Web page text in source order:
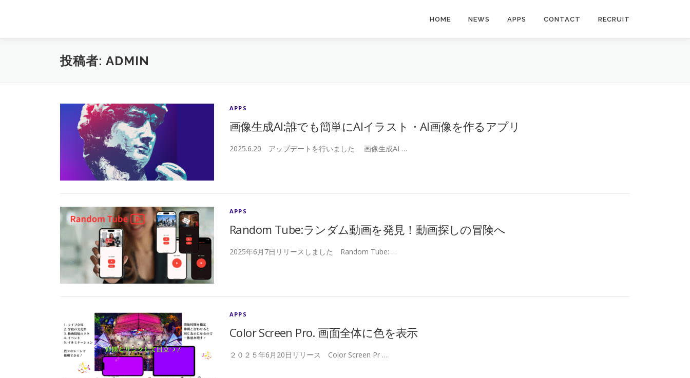
ン
HOME NEWS APPS CONTACT RECRUIT
投稿者: ADMIN
APPS
画像生成AI:誰でも簡単にAIイラスト・AI画像を作るアプリ
2025.6.20 アップデートを行いました 画像生成AI …
APPS
Random Tube:ランダム動画を発見！動画探しの冒険へ
2025年6月7日リリースしました Random Tube: …
APPS
Color Screen Pro. 画面全体に色を表示
２０２５年6月20日リリース Color Screen Pr …